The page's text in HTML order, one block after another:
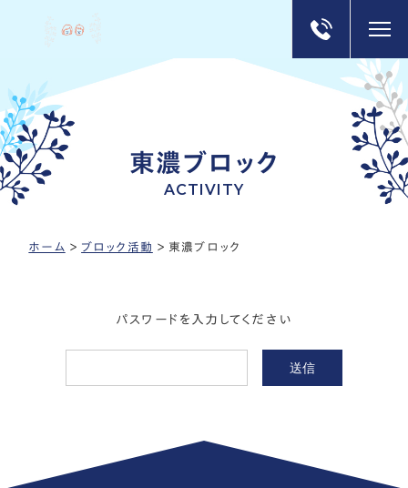
東濃ブロック
ACTIVITY
ホーム ＞ ブロック活動 ＞ 東濃ブロック
パスワードを入力してください